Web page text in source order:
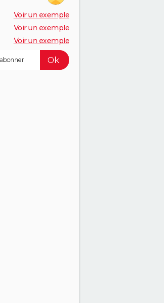
Voir un exemple
Voir un exemple
Voir un exemple